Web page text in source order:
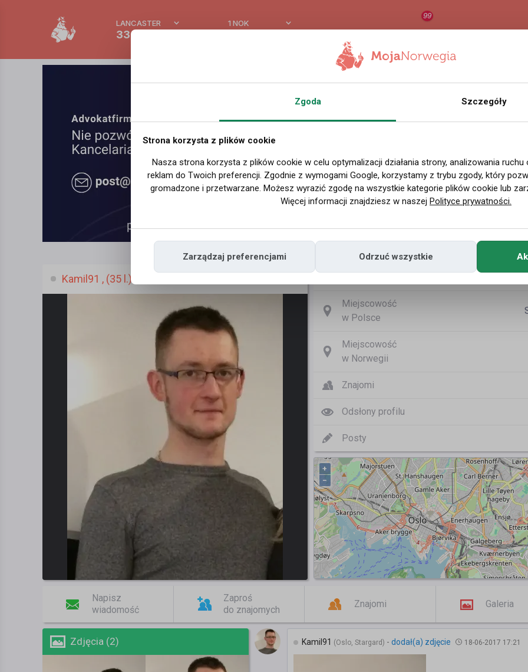
LANCASTER
33.3 °C
1 NOK
99
Kamil91 , (35 l.)
Miejscowość
w Polsce
Miejscowość
w Norwegii
Znajomi
Odsłony profilu
Posty
+
−
Napisz
wiadomość
Zaproś
do znajomych
Znajomi Galeria
Zdjęcia (2) Kamil91 (Oslo, Stargard) - dodał(a) zdjęcie 18-06-2017 17:21
Zgoda Szczegóły
Strona korzysta z plików cookie
Nasza strona korzysta z plików cookie w celu optymalizacji działania strony, analizowania
reklam do Twoich preferencji. Zgodnie z wymogami Google, korzystamy z trybu zgody, który
gromadzone i przetwarzane. Możesz wyrazić zgodę na wszystkie kategorie plików cookie lub
Więcej informacji znajdziesz w naszej Polityce prywatności.
Zarządzaj preferencjami Odrzuć wszystkie